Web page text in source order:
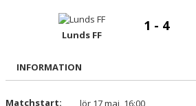
DOKUMENT
Lunds FF
1 - 4
INFORMATION
Matchstart:
lör 17 maj, 16:00